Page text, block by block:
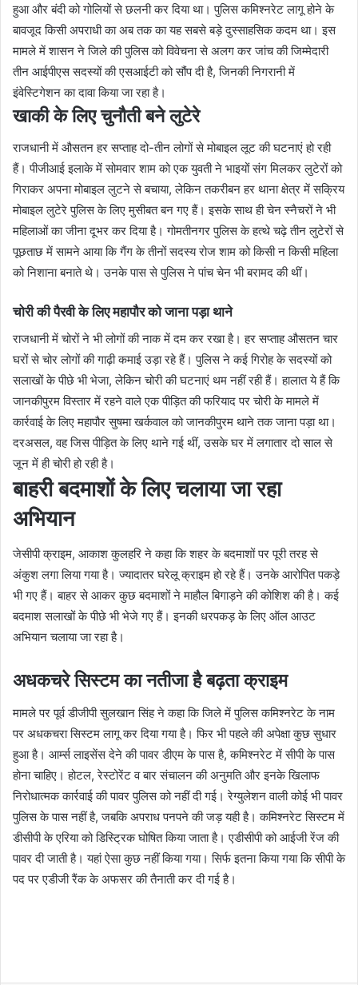
हुआ और बंदी को गोलियों से छलनी कर दिया था। पुलिस कमिश्नरेट लागू होने के
बावजूद किसी अपराधी का अब तक का यह सबसे बड़े दुस्साहसिक कदम था। इस
मामले में शासन ने जिले की पुलिस को विवेचना से अलग कर जांच की जिम्मेदारी
तीन आईपीएस सदस्यों की एसआईटी को सौंप दी है, जिनकी निगरानी में
इंवेस्टिगेशन का दावा किया जा रहा है।
खाकी के लिए चुनौती बने लुटेरे
राजधानी में औसतन हर सप्ताह दो-तीन लोगों से मोबाइल लूट की घटनाएं हो रही
हैं। पीजीआई इलाके में सोमवार शाम को एक युवती ने भाइयों संग मिलकर लुटेरों को
गिराकर अपना मोबाइल लुटने से बचाया, लेकिन तकरीबन हर थाना क्षेत्र में सक्रिय
मोबाइल लुटेरे पुलिस के लिए मुसीबत बन गए हैं। इसके साथ ही चेन स्नैचरों ने भी
महिलाओं का जीना दूभर कर दिया है। गोमतीनगर पुलिस के हत्थे चढ़े तीन लुटेरों से
पूछताछ में सामने आया कि गैंग के तीनों सदस्य रोज शाम को किसी न किसी महिला
को निशाना बनाते थे। उनके पास से पुलिस ने पांच चेन भी बरामद की थीं।
चोरी की पैरवी के लिए महापौर को जाना पड़ा थाने
राजधानी में चोरों ने भी लोगों की नाक में दम कर रखा है। हर सप्ताह औसतन चार
घरों से चोर लोगों की गाढ़ी कमाई उड़ा रहे हैं। पुलिस ने कई गिरोह के सदस्यों को
सलाखों के पीछे भी भेजा, लेकिन चोरी की घटनाएं थम नहीं रही हैं। हालात ये हैं कि
जानकीपुरम विस्तार में रहने वाले एक पीड़ित की फरियाद पर चोरी के मामले में
कार्रवाई के लिए महापौर सुषमा खर्कवाल को जानकीपुरम थाने तक जाना पड़ा था।
दरअसल, वह जिस पीड़ित के लिए थाने गई थीं, उसके घर में लगातार दो साल से
जून में ही चोरी हो रही है।
बाहरी बदमाशों के लिए चलाया जा रहा
अभियान
जेसीपी क्राइम, आकाश कुलहरि ने कहा कि शहर के बदमाशों पर पूरी तरह से
अंकुश लगा लिया गया है। ज्यादातर घरेलू क्राइम हो रहे हैं। उनके आरोपित पकड़े
भी गए हैं। बाहर से आकर कुछ बदमाशों ने माहौल बिगाड़ने की कोशिश की है। कई
बदमाश सलाखों के पीछे भी भेजे गए हैं। इनकी धरपकड़ के लिए ऑल आउट
अभियान चलाया जा रहा है।
अधकचरे सिस्टम का नतीजा है बढ़ता क्राइम
मामले पर पूर्व डीजीपी सुलखान सिंह ने कहा कि जिले में पुलिस कमिश्नरेट के नाम
पर अधकचरा सिस्टम लागू कर दिया गया है। फिर भी पहले की अपेक्षा कुछ सुधार
हुआ है। आर्म्स लाइसेंस देने की पावर डीएम के पास है, कमिश्नरेट में सीपी के पास
होना चाहिए। होटल, रेस्टोरेंट व बार संचालन की अनुमति और इनके खिलाफ
निरोधात्मक कार्रवाई की पावर पुलिस को नहीं दी गई। रेग्युलेशन वाली कोई भी पावर
पुलिस के पास नहीं है, जबकि अपराध पनपने की जड़ यही है। कमिश्नरेट सिस्टम में
डीसीपी के एरिया को डिस्ट्रिक घोषित किया जाता है। एडीसीपी को आईजी रेंज की
पावर दी जाती है। यहां ऐसा कुछ नहीं किया गया। सिर्फ इतना किया गया कि सीपी के
पद पर एडीजी रैंक के अफसर की तैनाती कर दी गई है।